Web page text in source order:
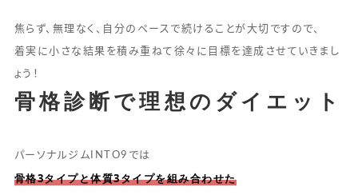
焦らず、無理なく、自分のペースで続けることが大切ですので、
着実に小さな結果を積み重ねて徐々に目標を達成させていきまし
ょう！
骨格診断で理想のダイエット
パーソナルジムINTO9では
骨格3タイプと体質3タイプを組み合わせた